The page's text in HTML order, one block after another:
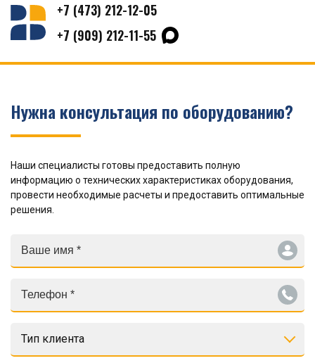
+7 (473) 212-12-05
+7 (909) 212-11-55
Нужна консультация по оборудованию?
Наши специалисты готовы предоставить полную
информацию о технических характеристиках оборудования,
провести необходимые расчеты и предоставить оптимальные
решения.
Тип клиента